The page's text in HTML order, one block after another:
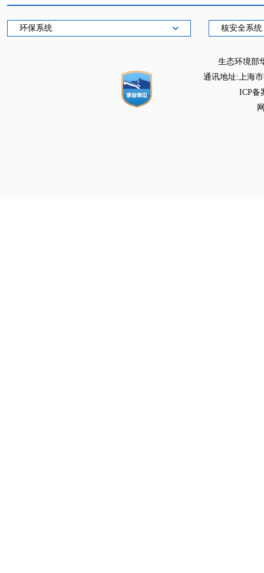
环保系统 核安全系统
生态环境部
通讯地址:上海
ICP备